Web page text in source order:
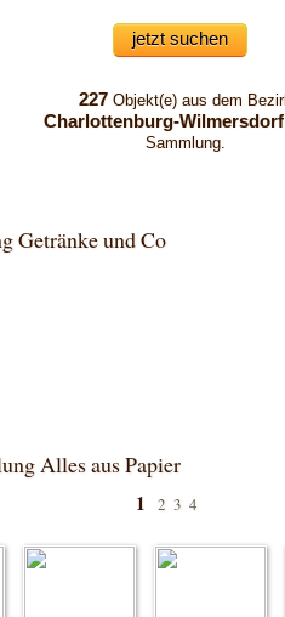
227 Objekt(e) aus dem
Charlottenburg-Wilmersdorf
Sammlung.
Getränke und Co
Alles aus Papier
1 2 3 4